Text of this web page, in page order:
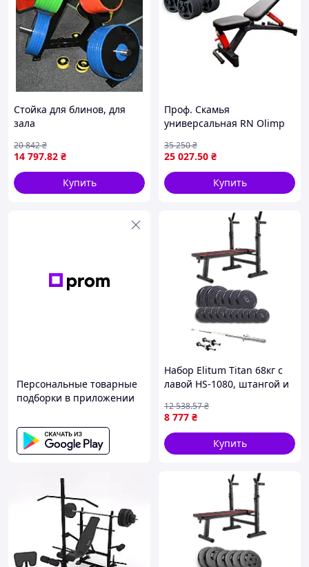
Стойка для блинов, для
зала
14 797.82 ₴
20 842₴
Купить
Проф. Скамья
универсальная RN Olimp
гантели по 46 кг
металлические
25 027.50 ₴
35 250₴
Купить
Персональные товарные
подборки в приложении
Набор Elitum Titan 68кг с
лавой HS-1080, штангой и
8 777 ₴
12 538.57₴
Купить